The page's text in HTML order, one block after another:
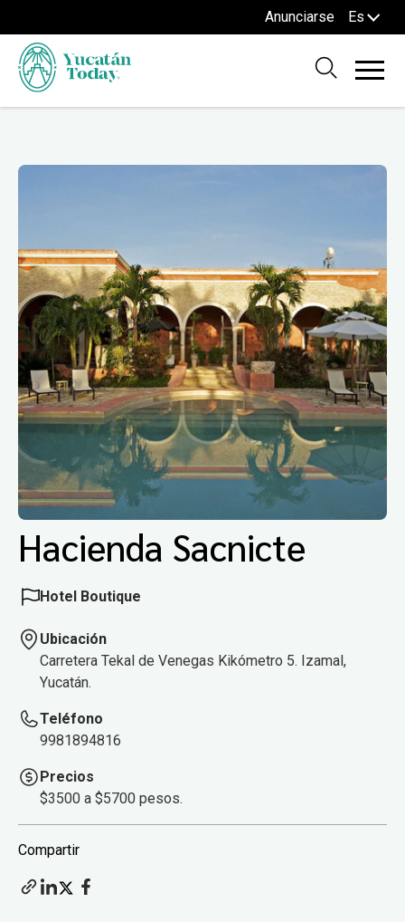
Anunciarse Es
Hacienda Sacnicte
Hotel Boutique
Ubicación
Carretera Tekal de Venegas Kikómetro 5. Izamal,
Yucatán.
Teléfono
9981894816
Precios
$3500 a $5700 pesos.
Compartir